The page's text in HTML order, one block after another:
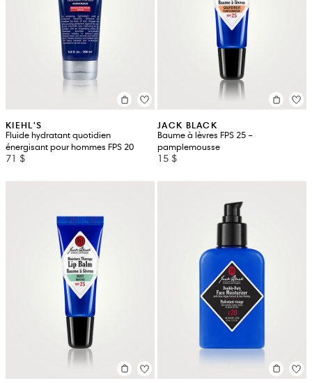
KIEHL'S
Fluide hydratant quotidien
énergisant pour hommes FPS 20
71 $
JACK BLACK
Baume à lèvres FPS 25 –
pamplemousse
15 $